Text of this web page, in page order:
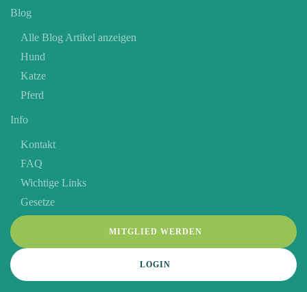
Blog
Alle Blog Artikel anzeigen
Hund
Katze
Pferd
Info
Kontakt
FAQ
Wichtige Links
Gesetze
MITGLIED WERDEN
LOGIN